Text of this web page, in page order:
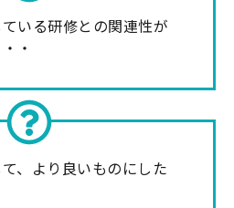
いる研修との関連性が
・
、より良いものにした